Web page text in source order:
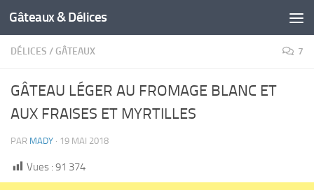
Gâteaux & Délices
DÉLICES / GÂTEAUX 7
GÂTEAU LÉGER AU FROMAGE BLANC ET
AUX FRAISES ET MYRTILLES
PAR MADY · 19 MAI 2018
Vues : 91 374